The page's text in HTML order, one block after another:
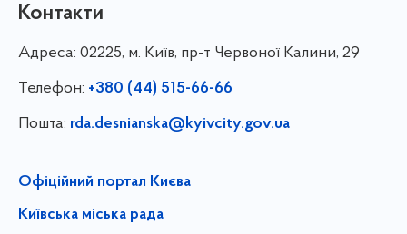
Контакти
Адреса: 02225, м. Київ, пр-т Червоної Калини, 29
Телефон: +380 (44) 515-66-66
Пошта: rda.desnianska@kyivcity.gov.ua
Офіційний портал Києва
Київська міська рада